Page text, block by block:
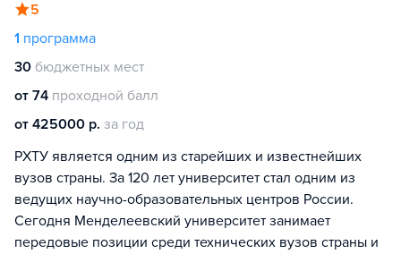
5
1 программа
30 бюджетных мест
от 74 проходной балл
от 425000 р. за год
РХТУ является одним из старейших и известнейших
вузов страны. За 120 лет университет стал одним из
ведущих научно-образовательных центров России.
Сегодня Менделеевский университет занимает
передовые позиции среди технических вузов страны и